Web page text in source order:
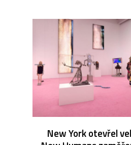
New York otevřel